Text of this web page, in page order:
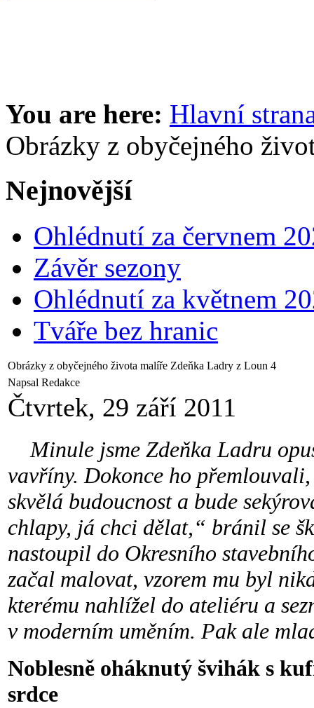
You are here: Hlavní
Obrázky z obyčejného
Nejnovější
Ohlédnutí za červnem
Závěr sezony
Ohlédnutí za květnem
Tváře bez hranic
Obrázky z obyčejného života malíře Zdeňka Ladry z Loun 4
Napsal Redakce
Čtvrtek, 29 září 2011
Minule jsme Zdeňka Ladru
vavříny. Dokonce ho
skvělá budoucnost a bude
chlapy, já chci dělat,“ bránil se
nastoupil do Okresního
začal malovat, vzorem mu byl
kterému nahlížel do ateliéru a
v moderním uměním. Pak ale
Noblesně oháknutý švihák s
srdce